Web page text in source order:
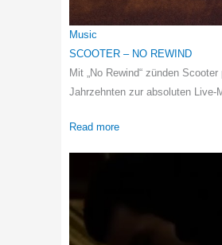
Music
SCOOTER – NO REWIND
Mit „No Rewind“ zünden
Jahrzehnten zur absoluten Live-
Read more